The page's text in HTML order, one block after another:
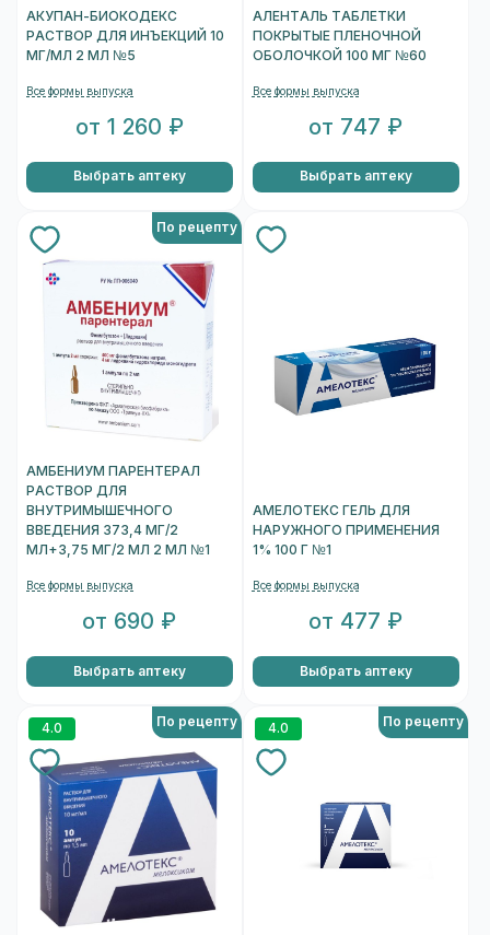
АКУПАН-БИОКОДЕКС
РАСТВОР ДЛЯ ИНЪЕКЦИЙ 10
МГ/МЛ 2 МЛ №5
Все формы выпуска
от 1 260 ₽
Выбрать аптеку
АЛЕНТАЛЬ ТАБЛЕТКИ
ПОКРЫТЫЕ ПЛЕНОЧНОЙ
ОБОЛОЧКОЙ 100 МГ №60
Все формы выпуска
от 747 ₽
Выбрать аптеку
По рецепту
АМБЕНИУМ ПАРЕНТЕРАЛ
РАСТВОР ДЛЯ
ВНУТРИМЫШЕЧНОГО
ВВЕДЕНИЯ 373,4 МГ/2
МЛ+3,75 МГ/2 МЛ 2 МЛ №1
Все формы выпуска
от 690 ₽
Выбрать аптеку
АМЕЛОТЕКС ГЕЛЬ ДЛЯ
НАРУЖНОГО ПРИМЕНЕНИЯ
1% 100 Г №1
Все формы выпуска
от 477 ₽
Выбрать аптеку
4.0 По рецепту 4.0 По рецепту